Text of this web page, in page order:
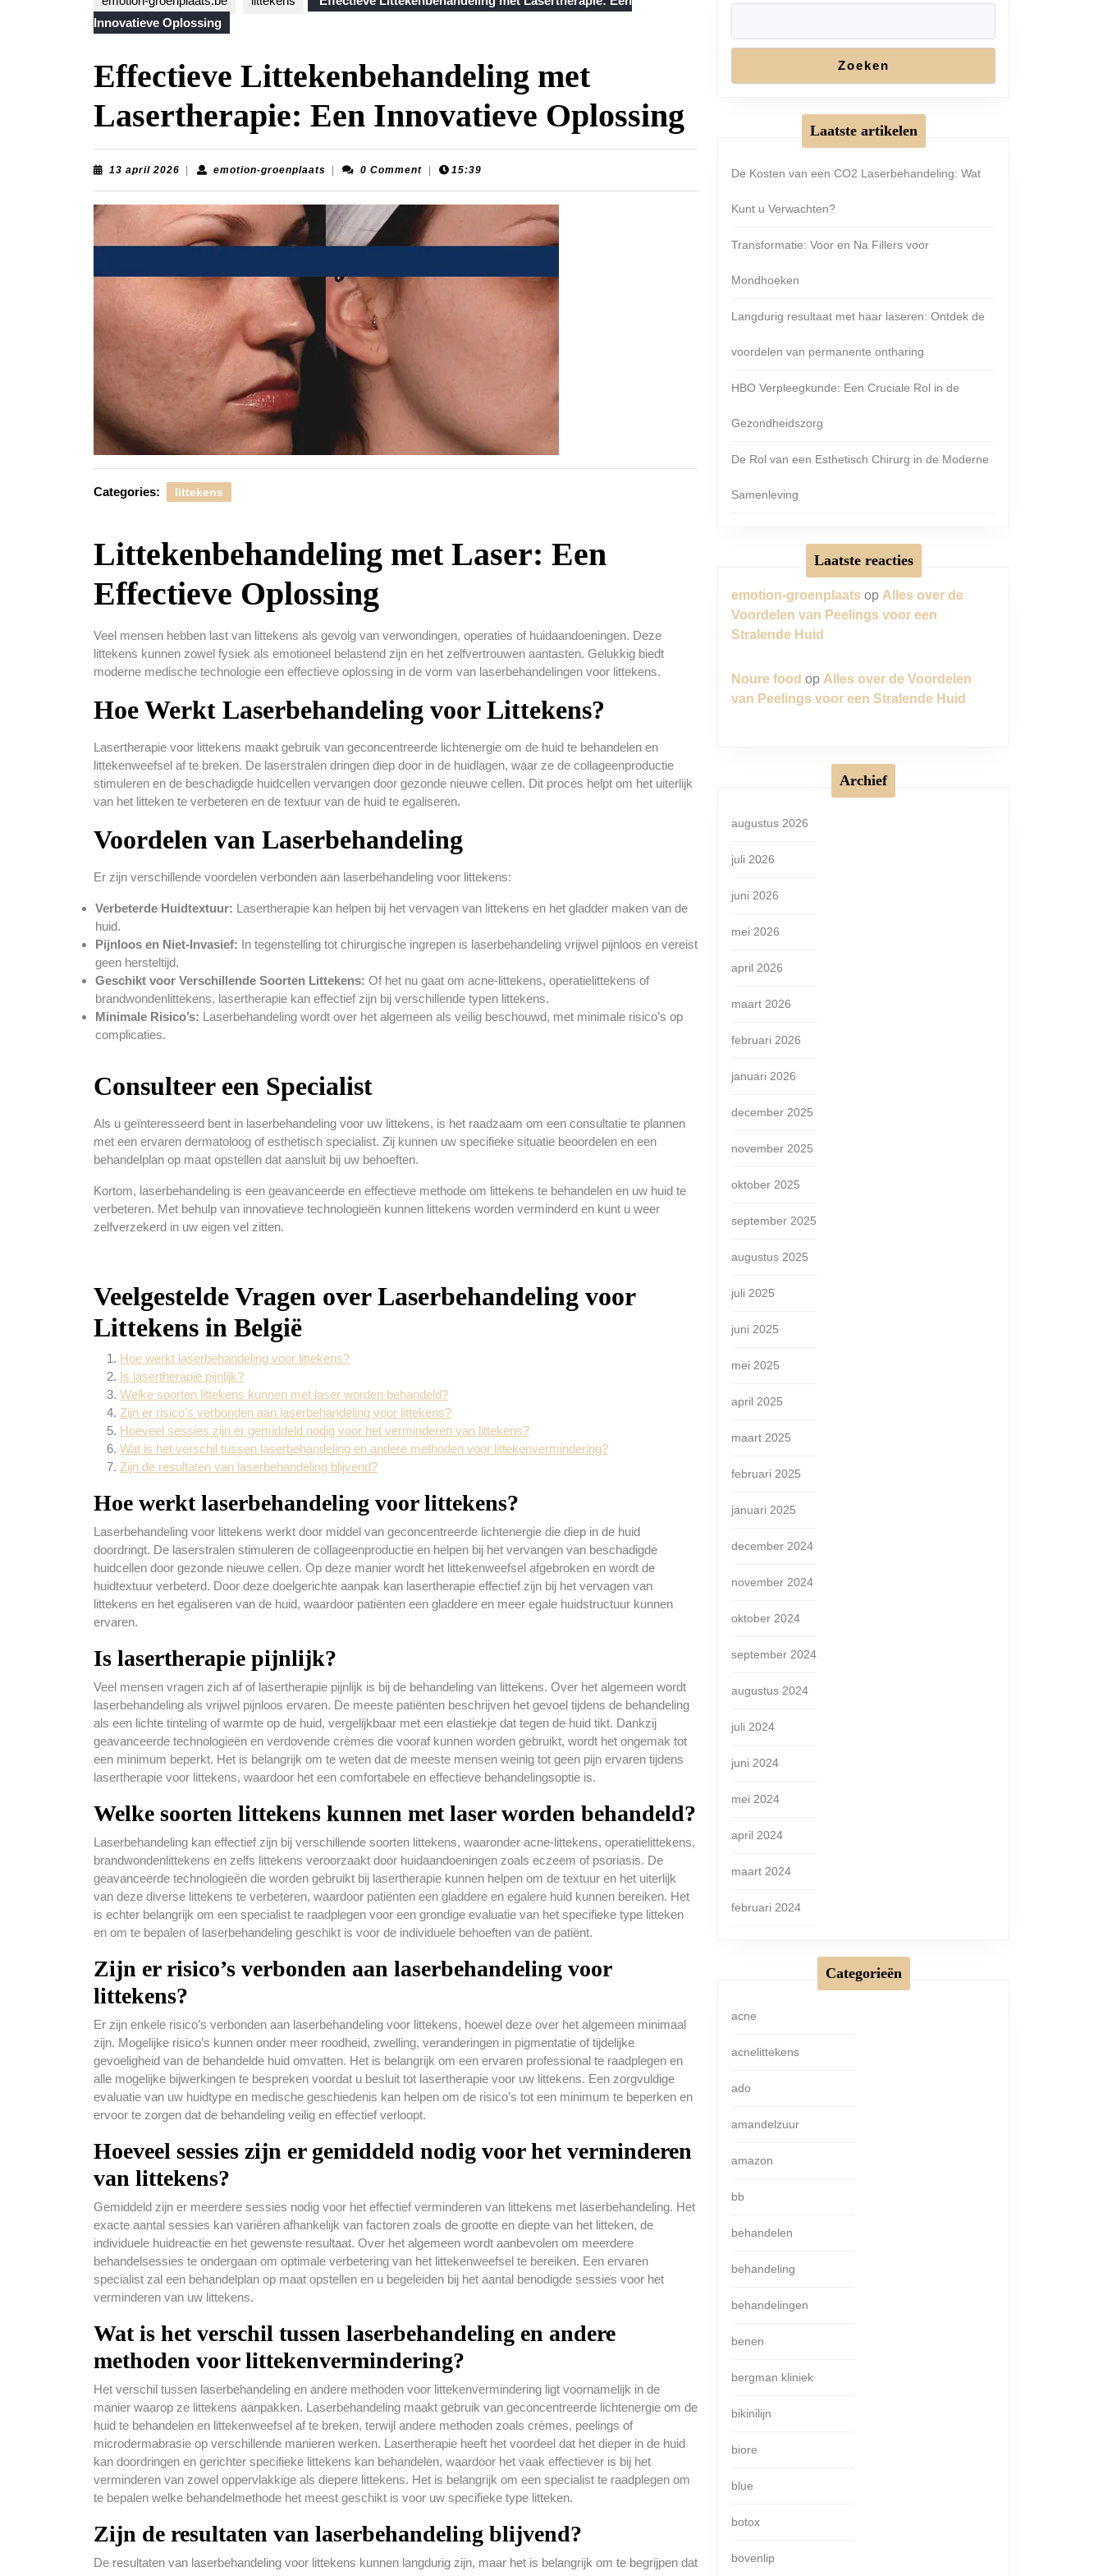
Innovatieve Oplossing
Effectieve Littekenbehandeling met
Lasertherapie: Een Innovatieve Oplossing
13 april 2026 13
emotion-groenplaatsemotion-0 Comment 15:39
Categories: littekens
Littekenbehandeling met Laser: Een
Effectieve Oplossing
Veel mensen hebben last van littekens als gevolg van verwondingen, operaties of huidaandoeningen. Deze
littekens kunnen zowel fysiek als emotioneel belastend zijn en het zelfvertrouwen aantasten. Gelukkig biedt
moderne medische technologie een effectieve oplossing in de vorm van laserbehandelingen voor littekens.
Hoe Werkt Laserbehandeling voor Littekens?
Lasertherapie voor littekens maakt gebruik van geconcentreerde lichtenergie om de huid te behandelen en
littekenweefsel af te breken. De laserstralen dringen diep door in de huidlagen, waar ze de collageenproductie
stimuleren en de beschadigde huidcellen vervangen door gezonde nieuwe cellen. Dit proces helpt om het uiterlijk
van het litteken te verbeteren en de textuur van de huid te egaliseren.
Voordelen van Laserbehandeling
Er zijn verschillende voordelen verbonden aan laserbehandeling voor littekens:
Verbeterde Huidtextuur: Lasertherapie kan helpen bij het vervagen van littekens en het gladder maken van de
huid.
Pijnloos en Niet-Invasief: In tegenstelling tot chirurgische ingrepen is laserbehandeling vrijwel pijnloos en vereist
geen hersteltijd.
Geschikt voor Verschillende Soorten Littekens: Of het nu gaat om acne-littekens, operatielittekens of
brandwondenlittekens, lasertherapie kan effectief zijn bij verschillende typen littekens.
Minimale Risico’s: Laserbehandeling wordt over het algemeen als veilig beschouwd, met minimale risico’s op
complicaties.
Consulteer een Specialist
Als u geïnteresseerd bent in laserbehandeling voor uw littekens, is het raadzaam om een consultatie te plannen
met een ervaren dermatoloog of esthetisch specialist. Zij kunnen uw specifieke situatie beoordelen en een
behandelplan op maat opstellen dat aansluit bij uw behoeften.
Kortom, laserbehandeling is een geavanceerde en effectieve methode om littekens te behandelen en uw huid te
verbeteren. Met behulp van innovatieve technologieën kunnen littekens worden verminderd en kunt u weer
zelfverzekerd in uw eigen vel zitten.
Veelgestelde Vragen over Laserbehandeling voor
Littekens in België
Hoe werkt laserbehandeling voor littekens?
Is lasertherapie pijnlijk?
Welke soorten littekens kunnen met laser worden behandeld?
Zijn er risico’s verbonden aan laserbehandeling voor littekens?
Hoeveel sessies zijn er gemiddeld nodig voor het verminderen van littekens?
Wat is het verschil tussen laserbehandeling en andere methoden voor littekenvermindering?
Zijn de resultaten van laserbehandeling blijvend?
Hoe werkt laserbehandeling voor littekens?
Laserbehandeling voor littekens werkt door middel van geconcentreerde lichtenergie die diep in de huid
doordringt. De laserstralen stimuleren de collageenproductie en helpen bij het vervangen van beschadigde
huidcellen door gezonde nieuwe cellen. Op deze manier wordt het littekenweefsel afgebroken en wordt de
huidtextuur verbeterd. Door deze doelgerichte aanpak kan lasertherapie effectief zijn bij het vervagen van
littekens en het egaliseren van de huid, waardoor patiënten een gladdere en meer egale huidstructuur kunnen
ervaren.
Is lasertherapie pijnlijk?
Veel mensen vragen zich af of lasertherapie pijnlijk is bij de behandeling van littekens. Over het algemeen wordt
laserbehandeling als vrijwel pijnloos ervaren. De meeste patiënten beschrijven het gevoel tijdens de behandeling
als een lichte tinteling of warmte op de huid, vergelijkbaar met een elastiekje dat tegen de huid tikt. Dankzij
geavanceerde technologieën en verdovende crèmes die vooraf kunnen worden gebruikt, wordt het ongemak tot
een minimum beperkt. Het is belangrijk om te weten dat de meeste mensen weinig tot geen pijn ervaren tijdens
lasertherapie voor littekens, waardoor het een comfortabele en effectieve behandelingsoptie is.
Welke soorten littekens kunnen met laser worden behandeld?
Laserbehandeling kan effectief zijn bij verschillende soorten littekens, waaronder acne-littekens, operatielittekens,
brandwondenlittekens en zelfs littekens veroorzaakt door huidaandoeningen zoals eczeem of psoriasis. De
geavanceerde technologieën die worden gebruikt bij lasertherapie kunnen helpen om de textuur en het uiterlijk
van deze diverse littekens te verbeteren, waardoor patiënten een gladdere en egalere huid kunnen bereiken. Het
is echter belangrijk om een specialist te raadplegen voor een grondige evaluatie van het specifieke type litteken
en om te bepalen of laserbehandeling geschikt is voor de individuele behoeften van de patiënt.
Zijn er risico’s verbonden aan laserbehandeling voor
littekens?
Er zijn enkele risico’s verbonden aan laserbehandeling voor littekens, hoewel deze over het algemeen minimaal
zijn. Mogelijke risico’s kunnen onder meer roodheid, zwelling, veranderingen in pigmentatie of tijdelijke
gevoeligheid van de behandelde huid omvatten. Het is belangrijk om een ervaren professional te raadplegen en
alle mogelijke bijwerkingen te bespreken voordat u besluit tot lasertherapie voor uw littekens. Een zorgvuldige
evaluatie van uw huidtype en medische geschiedenis kan helpen om de risico’s tot een minimum te beperken en
ervoor te zorgen dat de behandeling veilig en effectief verloopt.
Hoeveel sessies zijn er gemiddeld nodig voor het verminderen
van littekens?
Gemiddeld zijn er meerdere sessies nodig voor het effectief verminderen van littekens met laserbehandeling. Het
exacte aantal sessies kan variëren afhankelijk van factoren zoals de grootte en diepte van het litteken, de
individuele huidreactie en het gewenste resultaat. Over het algemeen wordt aanbevolen om meerdere
behandelsessies te ondergaan om optimale verbetering van het littekenweefsel te bereiken. Een ervaren
specialist zal een behandelplan op maat opstellen en u begeleiden bij het aantal benodigde sessies voor het
verminderen van uw littekens.
Wat is het verschil tussen laserbehandeling en andere
methoden voor littekenvermindering?
Het verschil tussen laserbehandeling en andere methoden voor littekenvermindering ligt voornamelijk in de
manier waarop ze littekens aanpakken. Laserbehandeling maakt gebruik van geconcentreerde lichtenergie om de
huid te behandelen en littekenweefsel af te breken, terwijl andere methoden zoals crèmes, peelings of
microdermabrasie op verschillende manieren werken. Lasertherapie heeft het voordeel dat het dieper in de huid
kan doordringen en gerichter specifieke littekens kan behandelen, waardoor het vaak effectiever is bij het
verminderen van zowel oppervlakkige als diepere littekens. Het is belangrijk om een specialist te raadplegen om
te bepalen welke behandelmethode het meest geschikt is voor uw specifieke type litteken.
Zijn de resultaten van laserbehandeling blijvend?
De resultaten van laserbehandeling voor littekens kunnen langdurig zijn, maar het is belangrijk om te begrijpen dat
Zoeken
Laatste artikelen
De Kosten van een CO2 Laserbehandeling: Wat
Kunt u Verwachten?
Transformatie: Voor en Na Fillers voor
Mondhoeken
Langdurig resultaat met haar laseren: Ontdek de
voordelen van permanente ontharing
HBO Verpleegkunde: Een Cruciale Rol in de
Gezondheidszorg
De Rol van een Esthetisch Chirurg in de Moderne
Samenleving
Laatste reacties
emotion-groenplaats op Alles over de
Voordelen van Peelings voor een
Stralende Huid
Noure food op Alles over de Voordelen
van Peelings voor een Stralende Huid
Archief
augustus 2026
juli 2026
juni 2026
mei 2026
april 2026
maart 2026
februari 2026
januari 2026
december 2025
november 2025
oktober 2025
september 2025
augustus 2025
juli 2025
juni 2025
mei 2025
april 2025
maart 2025
februari 2025
januari 2025
december 2024
november 2024
oktober 2024
september 2024
augustus 2024
juli 2024
juni 2024
mei 2024
april 2024
maart 2024
februari 2024
Categorieën
acne
acnelittekens
ado
amandelzuur
amazon
bb
behandelen
behandeling
behandelingen
benen
bergman kliniek
bikinilijn
biore
blue
botox
bovenlip